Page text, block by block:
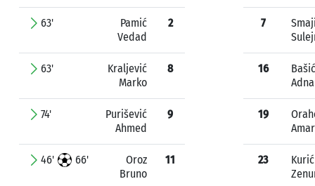
63'
Pamić
Vedad
2
63'
Kraljević
Marko
8
74'
Purišević
Ahmed
9
46' 66'
Oroz
Bruno
11
7
16
Bašić
19
Amar
23
Kurić